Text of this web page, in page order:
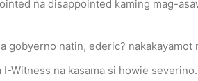
na disappointed kaming mag-
gobyerno natin, ederic? nakakayamot
I-Witness na kasama si howie